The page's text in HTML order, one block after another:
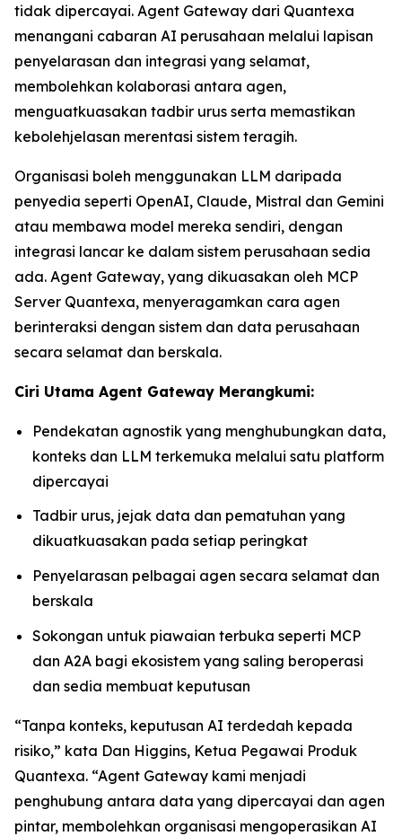
tidak dipercayai. Agent Gateway dari Quantexa
menangani cabaran AI perusahaan melalui lapisan
penyelarasan dan integrasi yang selamat,
membolehkan kolaborasi antara agen,
menguatkuasakan tadbir urus serta memastikan
kebolehjelasan merentasi sistem teragih.
Organisasi boleh menggunakan LLM daripada
penyedia seperti OpenAI, Claude, Mistral dan Gemini
atau membawa model mereka sendiri, dengan
integrasi lancar ke dalam sistem perusahaan sedia
ada. Agent Gateway, yang dikuasakan oleh MCP
Server Quantexa, menyeragamkan cara agen
berinteraksi dengan sistem dan data perusahaan
secara selamat dan berskala.
Ciri Utama Agent Gateway Merangkumi:
Pendekatan agnostik yang menghubungkan data,
konteks dan LLM terkemuka melalui satu platform
dipercayai
Tadbir urus, jejak data dan pematuhan yang
dikuatkuasakan pada setiap peringkat
Penyelarasan pelbagai agen secara selamat dan
berskala
Sokongan untuk piawaian terbuka seperti MCP
dan A2A bagi ekosistem yang saling beroperasi
dan sedia membuat keputusan
“Tanpa konteks, keputusan AI terdedah kepada
risiko,” kata Dan Higgins, Ketua Pegawai Produk
Quantexa. “Agent Gateway kami menjadi
penghubung antara data yang dipercayai dan agen
pintar, membolehkan organisasi mengoperasikan AI